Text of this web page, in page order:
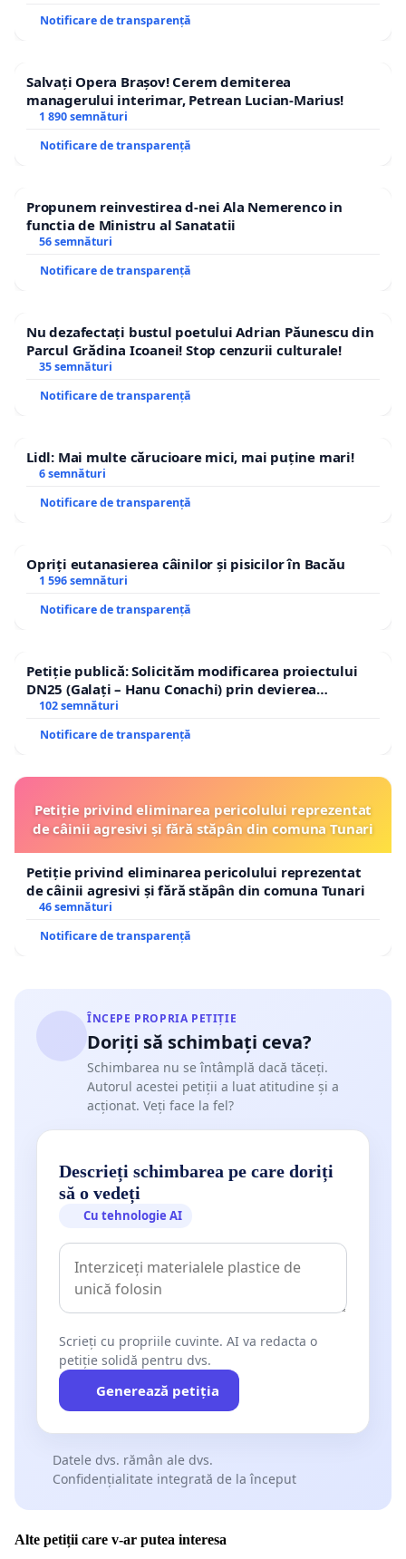
Notificare de transparență
Salvați Opera Brașov! Cerem demiterea
managerului interimar, Petrean Lucian-Marius!
1 890 semnături
Notificare de transparență
Propunem reinvestirea d-nei Ala Nemerenco in
functia de Ministru al Sanatatii
56 semnături
Notificare de transparență
Nu dezafectați bustul poetului Adrian Păunescu din
Parcul Grădina Icoanei! Stop cenzurii culturale!
35 semnături
Notificare de transparență
Lidl: Mai multe cărucioare mici, mai puține mari!
6 semnături
Notificare de transparență
Opriți eutanasierea câinilor și pisicilor în Bacău
1 596 semnături
Notificare de transparență
Petiție publică: Solicităm modificarea proiectului
DN25 (Galați – Hanu Conachi) prin devierea
traseului în afara localităților!
102 semnături
Notificare de transparență
Petiție privind eliminarea pericolului reprezentat
de câinii agresivi și fără stăpân din comuna Tunari
Petiție privind eliminarea pericolului reprezentat
de câinii agresivi și fără stăpân din comuna Tunari
46 semnături
Notificare de transparență
ÎNCEPE PROPRIA PETIȚIE
Doriți să schimbați ceva?
Schimbarea nu se întâmplă dacă tăceți.
Autorul acestei petiții a luat atitudine și a
acționat. Veți face la fel?
Descrieți schimbarea pe care doriți
să o vedeți
Cu tehnologie AI
Scrieți cu propriile cuvinte. AI va redacta o
petiție solidă pentru dvs.
Generează petiția
Datele dvs. rămân ale dvs.
Confidențialitate integrată de la început
Alte petiții care v-ar putea interesa